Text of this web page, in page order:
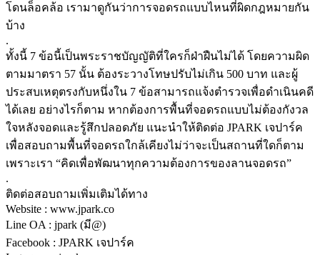
โดนล็อคล้อ เรามาดูกันว่าการจอดรถแบบไหนที่ผิดกฎหมายกัน
บ้าง
.
ทั้งนี้ 7 ข้อนี้เป็นพระราชบัญญัติที่ใครก็ฝ่าฝืนไม่ได้ โดยความผิด
ตามมาตรา 57 นั้น ต้องระวางโทษปรับไม่เกิน 500 บาท และผู้
ประสบเหตุตรงกับหนึ่งใน 7 ข้อสามารถแจ้งตำรวจเพื่อดำเนินคดี
ได้เลย อย่างไรก็ตาม หากต้องการพื้นที่จอดรถแบบไม่ต้องกังวล
ใจหลังจอดและรู้สึกปลอดภัย แนะนำให้ติดต่อ JPARK เจปาร์ค
เพื่อสอบถามพื้นที่จอดรถใกล้เคียงไม่ว่าจะเป็นสถานที่ใดก็ตาม
เพราะเรา “คิดเพื่อพัฒนาทุกความต้องการของลานจอดรถ”
.
ติดต่อสอบถามเพิ่มเติมได้ทาง
Website : www.jpark.co
Line OA : jpark (มี@)
Facebook : JPARK เจปาร์ค